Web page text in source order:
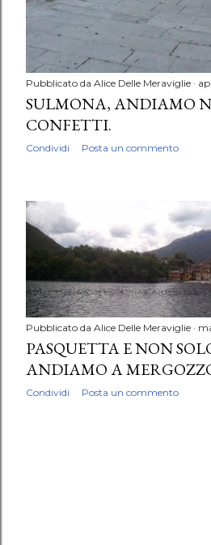
Pubblicato da Alice Delle Meraviglie
SULMONA, ANDIAMO
CONFETTI.
Condividi Posta un commento
Pubblicato da Alice Delle Meraviglie
PASQUETTA E NON
ANDIAMO A
Condividi Posta un commento